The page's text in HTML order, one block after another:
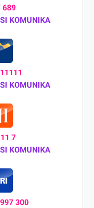
689
KOMUNIKA
KOMUNIKA
7
KOMUNIKA
300